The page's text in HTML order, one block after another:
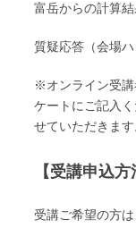
富岳からの計算
質疑応答（会場ハ
※オンライン受講
ケートにご記入
せていただきます
【受講申込方
受講ご希望の方